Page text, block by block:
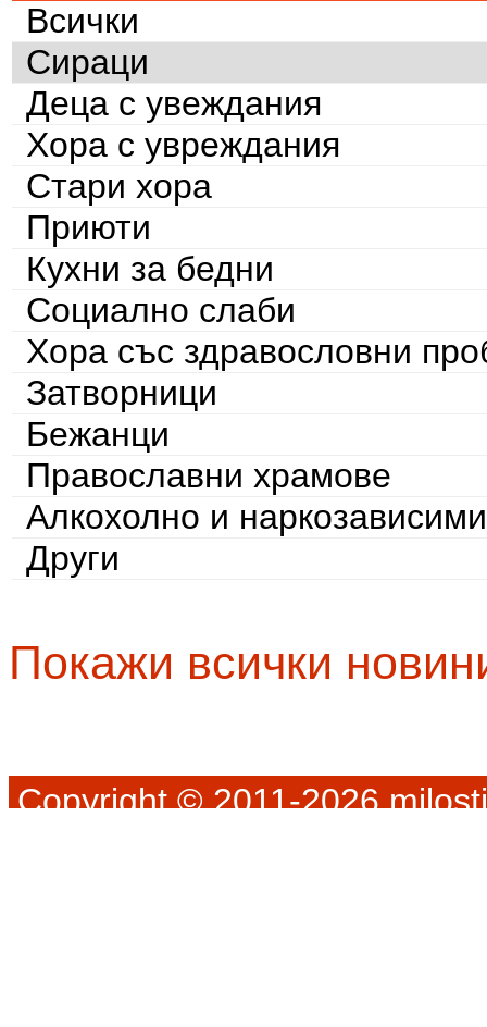
Всички
Сираци
Деца с увеждания
Хора с увреждания
Стари хора
Приюти
Кухни за бедни
Социално слаби
Хора със здравословни
Затворници
Бежанци
Православни храмове
Алкохолно и наркозависими
Други
Покажи всички
Copyright © 2011-2026